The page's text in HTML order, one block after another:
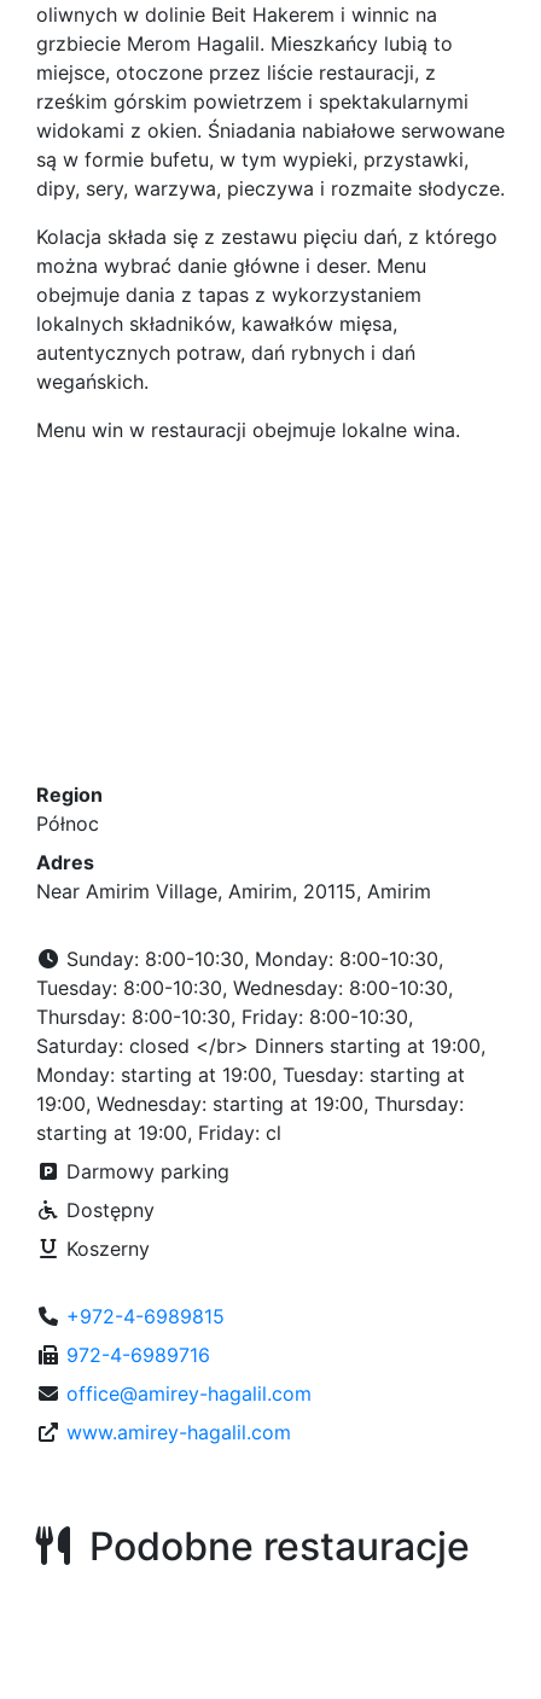
oliwnych w dolinie Beit Hakerem i winnic na
grzbiecie Merom Hagalil. Mieszkańcy lubią to
miejsce, otoczone przez liście restauracji, z
rześkim górskim powietrzem i spektakularnymi
widokami z okien. Śniadania nabiałowe serwowane
są w formie bufetu, w tym wypieki, przystawki,
dipy, sery, warzywa, pieczywa i rozmaite słodycze.
Kolacja składa się z zestawu pięciu dań, z którego
można wybrać danie główne i deser. Menu
obejmuje dania z tapas z wykorzystaniem
lokalnych składników, kawałków mięsa,
autentycznych potraw, dań rybnych i dań
wegańskich.
Menu win w restauracji obejmuje lokalne wina.
Region
Północ
Adres
Near Amirim Village, Amirim, 20115, Amirim
Sunday: 8:00-10:30, Monday: 8:00-10:30,
Tuesday: 8:00-10:30, Wednesday: 8:00-10:30,
Thursday: 8:00-10:30, Friday: 8:00-10:30,
Saturday: closed </br> Dinners starting at 19:00,
Monday: starting at 19:00, Tuesday: starting at
19:00, Wednesday: starting at 19:00, Thursday:
starting at 19:00, Friday: cl
Darmowy parking
Dostępny
Koszerny
+972-4-6989815
972-4-6989716
office@amirey-hagalil.com
www.amirey-hagalil.com
Podobne restauracje